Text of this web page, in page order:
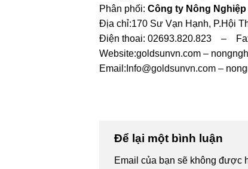
Phân phối:Công ty Nông
Địa chỉ:170 Sư Vạn Hạnh, P.Hội
Điện thoai: 02693.820.823 –
Website:goldsunvn.com –
Email: Info@goldsunvn.com –
Để lại một bình luận
Email của bạn sẽ không được